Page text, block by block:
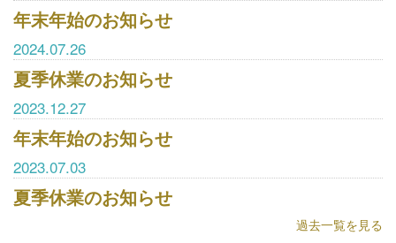
年末年始のお知らせ
2024.07.26
夏季休業のお知らせ
2023.12.27
年末年始のお知らせ
2023.07.03
夏季休業のお知らせ
過去一覧を見る